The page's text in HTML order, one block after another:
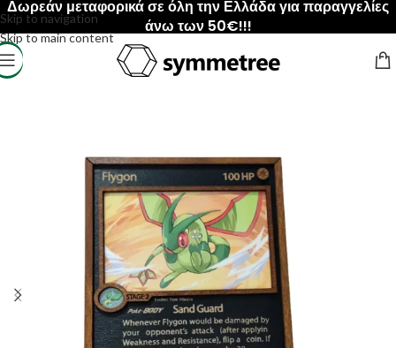
Skip to navigation
Skip to main content
Δωρεάν μεταφορικά σε όλη την Ελλάδα για παραγγελίες
άνω των 50€!!!
Αρχική σελίδα ΠΡΟΙΟΝΤΑ/Κάδρα